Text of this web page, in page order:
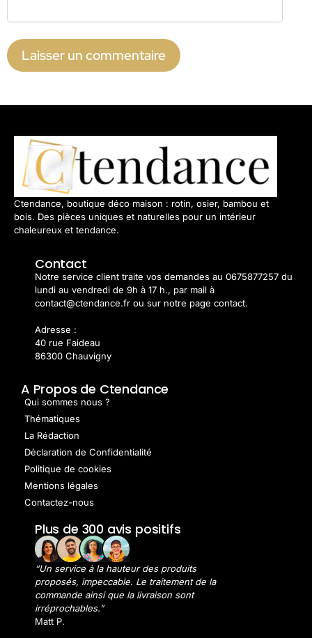
Ctendance, boutique déco maison : rotin, osier, bambou et
bois. Des pièces uniques et naturelles pour un intérieur
chaleureux et tendance.
Contact
Notre service client traite vos demandes au 0675877257 du
lundi au vendredi de 9h à 17 h., par mail à
contact@ctendance.fr ou sur notre page contact.
Adresse :
40 rue Faideau
86300 Chauvigny
A Propos de Ctendance
Qui sommes nous ?
Thématiques
La Rédaction
Déclaration de Confidentialité
Politique de cookies
Mentions légales
Contactez-nous
Plus de 300 avis positifs
“Un service à la hauteur des produits
proposés, impeccable. Le traitement de la
commande ainsi que la livraison sont
irréprochables.”
Matt P.